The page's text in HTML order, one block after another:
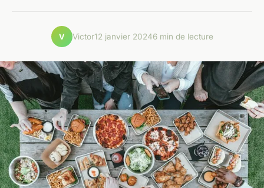
V Victor12 janvier 20246 min de lecture